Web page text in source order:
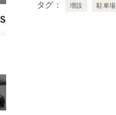
タグ 増設 駐車場